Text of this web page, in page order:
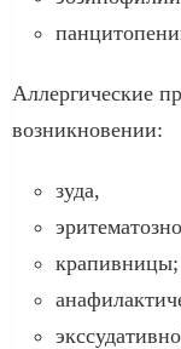
Аллергические
возникновении:
зуда,
крапивницы;